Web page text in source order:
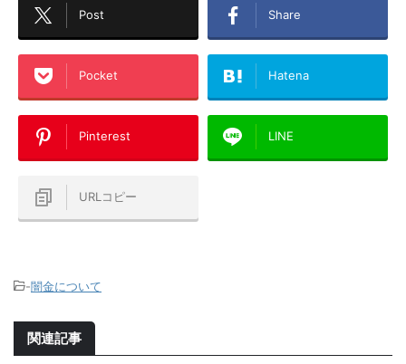
Post Share
Pocket Hatena
Pinterest LINE
URLコピー
-闇金について
関連記事